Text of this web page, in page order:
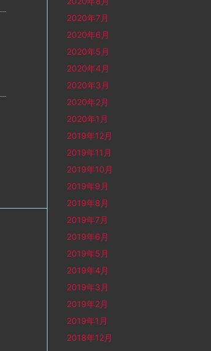
2020年7月
2020年6月
2020年5月
2020年4月
2020年3月
2020年2月
2020年1月
2019年12月
2019年11月
2019年10月
2019年9月
2019年8月
2019年7月
2019年6月
2019年5月
2019年4月
2019年3月
2019年2月
2019年1月
2018年12月